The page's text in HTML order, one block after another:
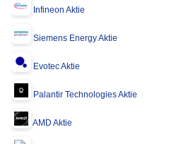
Infineon Aktie
Siemens Energy Aktie
Evotec Aktie
Palantir Technologies Aktie
AMD Aktie